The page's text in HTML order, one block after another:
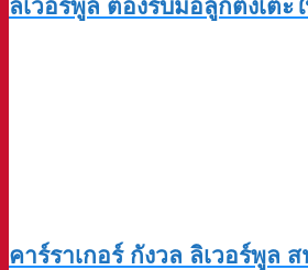
ลิเวอร์พูล ต้องรับมือลูกตั้งเตะ
คาร์ราเกอร์ กังวล ลิเวอร์พูล